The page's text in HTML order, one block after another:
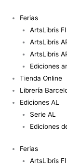
contenido
Ferias
ArtsLibris
ArtsLibris
ArtsLibris
Ediciones
Tienda Online
Librería
Ediciones AL
Serie AL
Ediciones
Ferias
ArtsLibris